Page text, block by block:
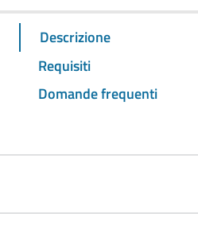
Descrizione
Requisiti
Domande frequenti